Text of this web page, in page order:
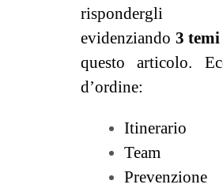
rispondergli
evidenziando 3 temi
questo articolo.
d’ordine:
Itinerario
Team
Prevenzione